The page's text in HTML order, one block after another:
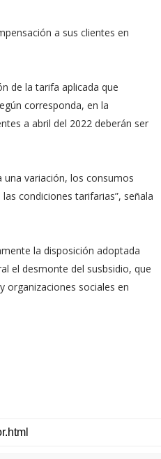
a sus clientes en
de la tarifa aplicada que
corresponda, en la
a abril del 2022 deberán ser
variación, los consumos
condiciones tarifarias”, señala
la disposición adoptada
el desmonte del susbsidio, que
organizaciones sociales en